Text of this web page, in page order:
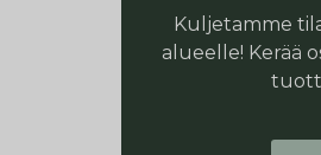
Kuljetamme
alueelle! Kerää